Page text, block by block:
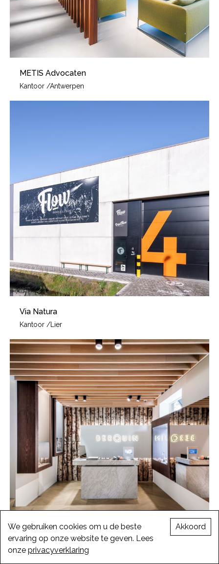
We gebruiken cookies om u de beste
ervaring op onze website te geven. Lees
onze privacyverklaring
Akkoord
METIS Advocaten
Kantoor /Antwerpen
Via Natura
Kantoor / Lier
Berquin